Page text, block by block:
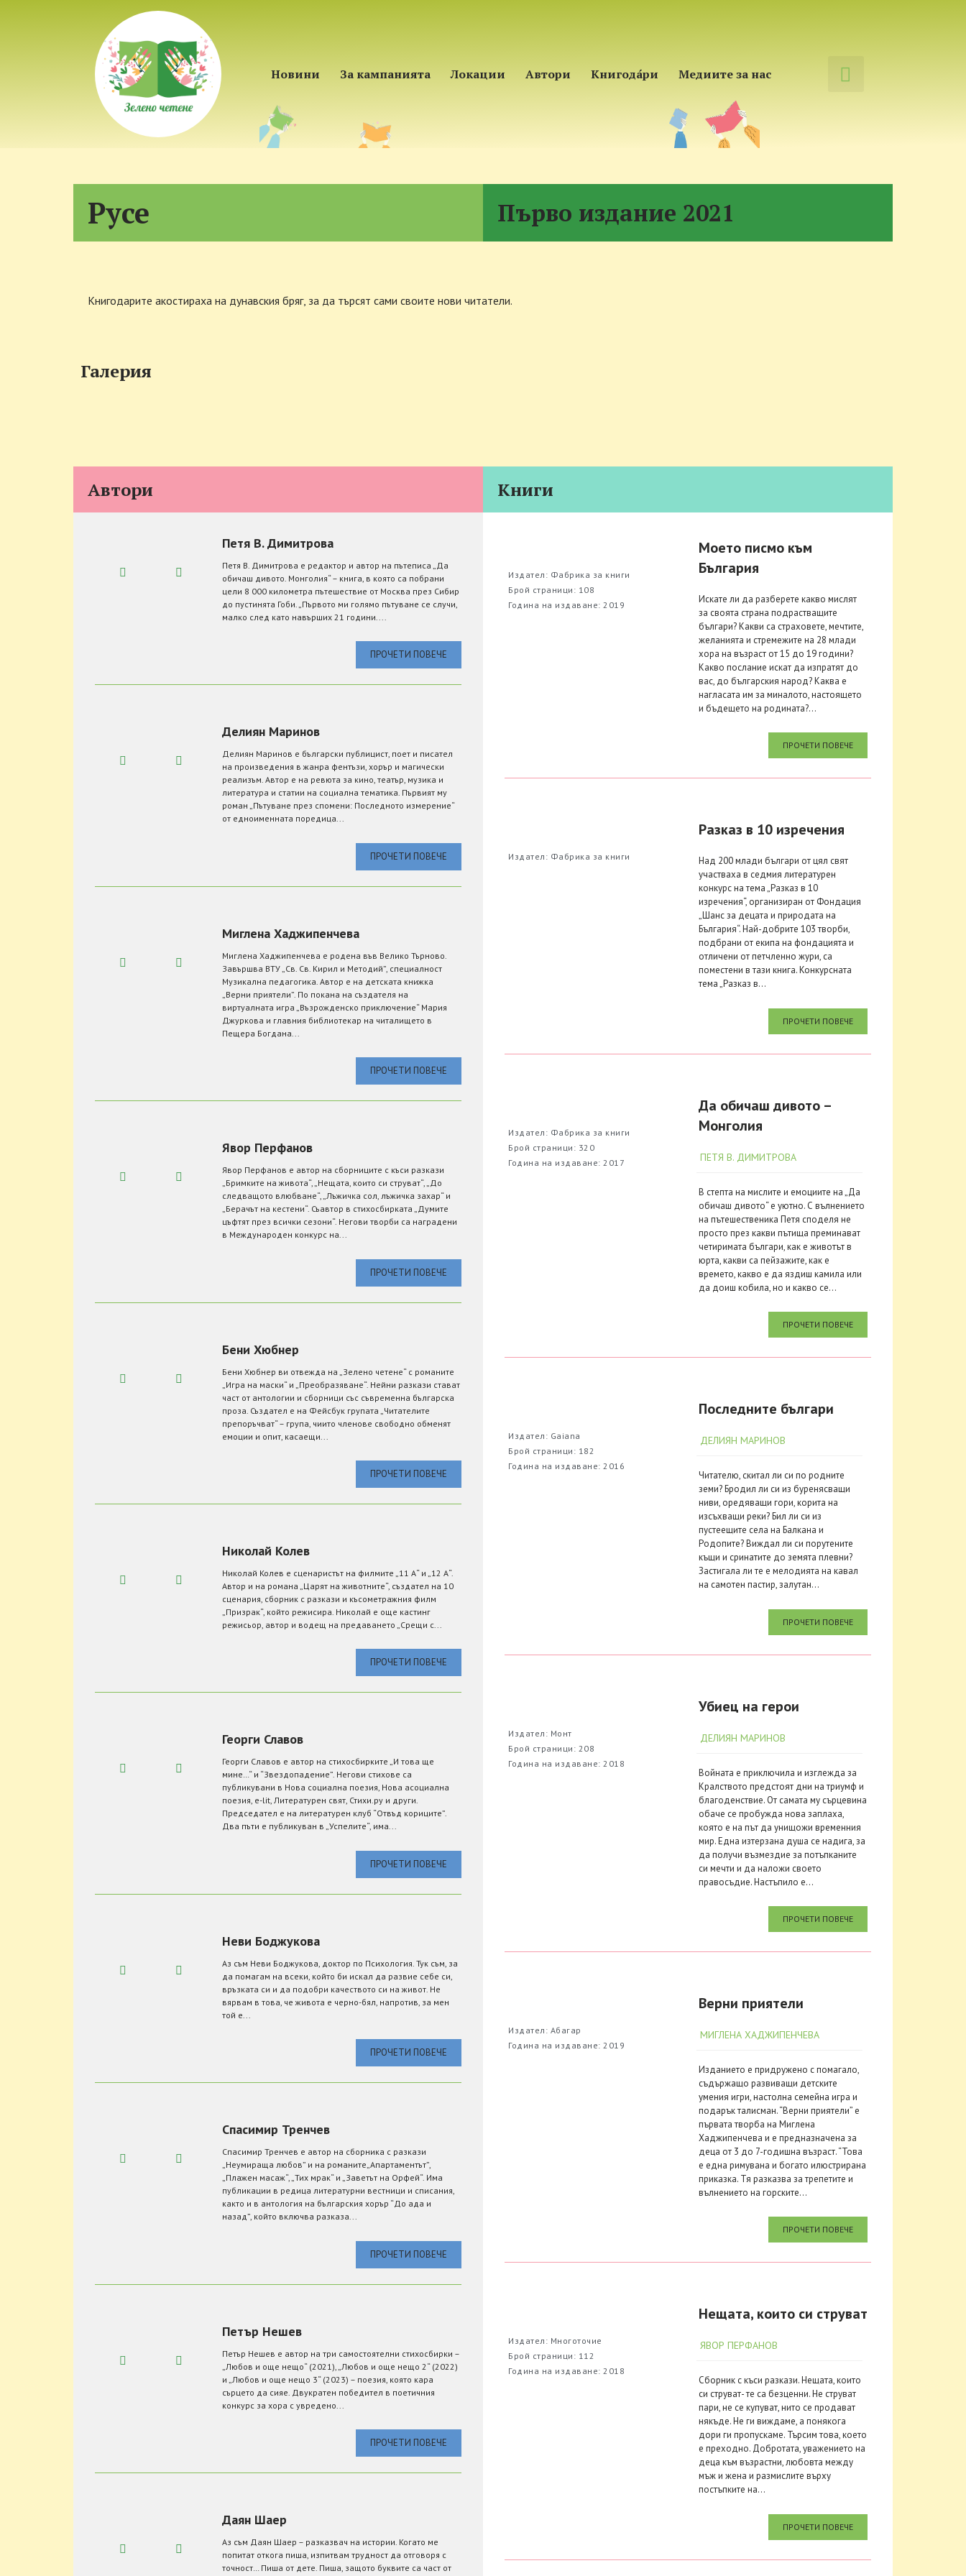
Новини За кампанията Локации Автори Книгода́ри Медиите за нас
Русе Първо издание 2021
Книгодарите акостираха на дунавския бряг, за да търсят сами своите нови читатели.
Галерия
Автори
Петя В. Димитрова
Петя В. Димитрова е редактор и автор на пътеписа „Да
обичаш дивото. Монголия“ – книга, в която са побрани
цели 8 000 километра пътешествие от Москва през Сибир
до пустинята Гоби. „Първото ми голямо пътуване се случи,
малко след като навърших 21 години....
ПРОЧЕТИ ПОВЕЧЕ
Делиян Маринов
Делиян Маринов е български публицист, поет и писател
на произведения в жанра фентъзи, хорър и магически
реализъм. Автор е на ревюта за кино, театър, музика и
литература и статии на социална тематика. Първият му
роман „Пътуване през спомени: Последното измерение“
от едноименната поредица...
ПРОЧЕТИ ПОВЕЧЕ
Миглена Хаджипенчева
Миглена Хаджипенчева е родена във Велико Търново.
Завършва ВТУ „Св. Св. Кирил и Методий”, специалност
Музикална педагогика. Автор е на детската книжка
„Верни приятели”. По покана на създателя на
виртуалната игра „Възрожденско приключение“ Мария
Джуркова и главния библиотекар на читалището в
Пещера Богдана...
ПРОЧЕТИ ПОВЕЧЕ
Явор Перфанов
Явор Перфанов е автор на сборниците с къси разкази
„Бримките на живота“, „Нещата, които си струват“, „До
следващото влюбване“, „Лъжичка сол, лъжичка захар“ и
„Берачът на кестени“. Съавтор в стихосбирката „Думите
цъфтят през всички сезони“. Негови творби са наградени
в Международен конкурс на...
ПРОЧЕТИ ПОВЕЧЕ
Бени Хюбнер
Бени Хюбнер ви отвежда на „Зелено четене“ с романите
„Игра на маски“ и „Преобразяване“. Нейни разкази стават
част от антологии и сборници със съвременна българска
проза. Създател е на Фейсбук групата „Читателите
препоръчват“ – група, чиито членове свободно обменят
емоции и опит, касаещи...
ПРОЧЕТИ ПОВЕЧЕ
Николай Колев
Николай Колев е сценаристът на филмите „11 А“ и „12 А“.
Автор и на романа „Царят на животните“, създател на 10
сценария, сборник с разкази и късометражния филм
„Призрак“, който режисира. Николай е още кастинг
режисьор, автор и водещ на предаването „Срещи с...
ПРОЧЕТИ ПОВЕЧЕ
Георги Славов
Георги Славов е автор на стихосбирките „И това ще
мине…“ и “Звездопадение”. Негови стихове са
публикувани в Нова социална поезия, Нова асоциална
поезия, e-lit, Литературен свят, Стихи.ру и други.
Председател е на литературен клуб “Отвъд кориците”.
Два пъти е публикуван в „Успелите“, има...
ПРОЧЕТИ ПОВЕЧЕ
Неви Боджукова
Аз съм Неви Боджукова, доктор по Психология. Тук съм, за
да помагам на всеки, който би искал да развие себе си,
връзката си и да подобри качеството си на живот. Не
вярвам в това, че живота е черно-бял, напротив, за мен
той е...
ПРОЧЕТИ ПОВЕЧЕ
Спасимир Тренчев
Спасимир Тренчев е автор на сборника с разкази
„Неумираща любов” и на романите„Апартаментът”,
„Плажен масаж“, „Тих мрак“ и „Заветът на Орфей“. Има
публикации в редица литературни вестници и списания,
както и в антология на българския хорър “До ада и
назад”, който включва разказа...
ПРОЧЕТИ ПОВЕЧЕ
Петър Нешев
Петър Нешев е автор на три самостоятелни стихосбирки –
„Любов и още нещо“ (2021), „Любов и още нещо 2“ (2022)
и „Любов и още нещо 3“ (2023) – поезия, която кара
сърцето да сияе. Двукратен победител в поетичния
конкурс за хора с увредено...
ПРОЧЕТИ ПОВЕЧЕ
Даян Шаер
Аз съм Даян Шаер – разказвач на истории. Когато ме
попитат откога пиша, изпитвам трудност да отговоря с
точност… Пиша от дете. Пиша, защото буквите са част от
Книги
Издател: Фабрика за книги
Брой страници: 108
Година на издаване: 2019
Моето писмо към
България
Искате ли да разберете какво мислят
за своята страна подрастващите
българи? Какви са страховете, мечтите,
желанията и стремежите на 28 млади
хора на възраст от 15 до 19 години?
Какво послание искат да изпратят до
вас, до българския народ? Каква е
нагласата им за миналото, настоящето
и бъдещето на родината?...
ПРОЧЕТИ ПОВЕЧЕ
Издател: Фабрика за книги
Разказ в 10 изречения
Над 200 млади българи от цял свят
участваха в седмия литературен
конкурс на тема „Разказ в 10
изречения“, организиран от Фондация
„Шанс за децата и природата на
България“. Най-добрите 103 творби,
подбрани от екипа на фондацията и
отличени от петчленно жури, са
поместени в тази книга. Конкурсната
тема „Разказ в...
ПРОЧЕТИ ПОВЕЧЕ
Издател: Фабрика за книги
Брой страници: 320
Година на издаване: 2017
Да обичаш дивото –
Монголия
ПЕТЯ В. ДИМИТРОВА
В степта на мислите и емоциите на „Да
обичаш дивото“ е уютно. С вълнението
на пътешественика Петя споделя не
просто през какви пътища преминават
четиримата българи, как е животът в
юрта, какви са пейзажите, как е
времето, какво е да яздиш камила или
да доиш кобила, но и какво се...
ПРОЧЕТИ ПОВЕЧЕ
Издател: Gaiana
Брой страници: 182
Година на издаване: 2016
Последните българи
ДЕЛИЯН МАРИНОВ
Читателю, скитал ли си по родните
земи? Бродил ли си из буренясващи
ниви, оредяващи гори, корита на
изсъхващи реки? Бил ли си из
пустеещите села на Балкана и
Родопите? Виждал ли си порутените
къщи и сринатите до земята плевни?
Застигала ли те е мелодията на кавал
на самотен пастир, залутан...
ПРОЧЕТИ ПОВЕЧЕ
Издател: Монт
Брой страници: 208
Година на издаване: 2018
Убиец на герои
ДЕЛИЯН МАРИНОВ
Войната е приключила и изглежда за
Кралството предстоят дни на триумф и
благоденствие. От самата му сърцевина
обаче се пробужда нова заплаха,
която е на път да унищожи временния
мир. Една изтерзана душа се надига, за
да получи възмездие за потъпканите
си мечти и да наложи своето
правосъдие. Настъпило е...
ПРОЧЕТИ ПОВЕЧЕ
Издател: Абагар
Година на издаване: 2019
Верни приятели
МИГЛЕНА ХАДЖИПЕНЧЕВА
Изданието е придружено с помагало,
съдържащо развиващи детските
умения игри, настолна семейна игра и
подарък талисман. “Верни приятели” е
първата творба на Миглена
Хаджипенчева и е предназначена за
деца от 3 до 7-годишна възраст. “Това
е една римувана и богато илюстрирана
приказка. Тя разказва за трепетите и
вълнението на горските...
ПРОЧЕТИ ПОВЕЧЕ
Издател: Многоточие
Брой страници: 112
Година на издаване: 2018
Нещата, които си струват
ЯВОР ПЕРФАНОВ
Сборник с къси разкази. Нещата, които
си струват- те са безценни. Не струват
пари, не се купуват, нито се продават
някъде. Не ги виждаме, а понякога
дори ги пропускаме. Търсим това, което
е преходно. Добротата, уважението на
деца към възрастни, любовта между
мъж и жена и размислите върху
постъпките на...
ПРОЧЕТИ ПОВЕЧЕ